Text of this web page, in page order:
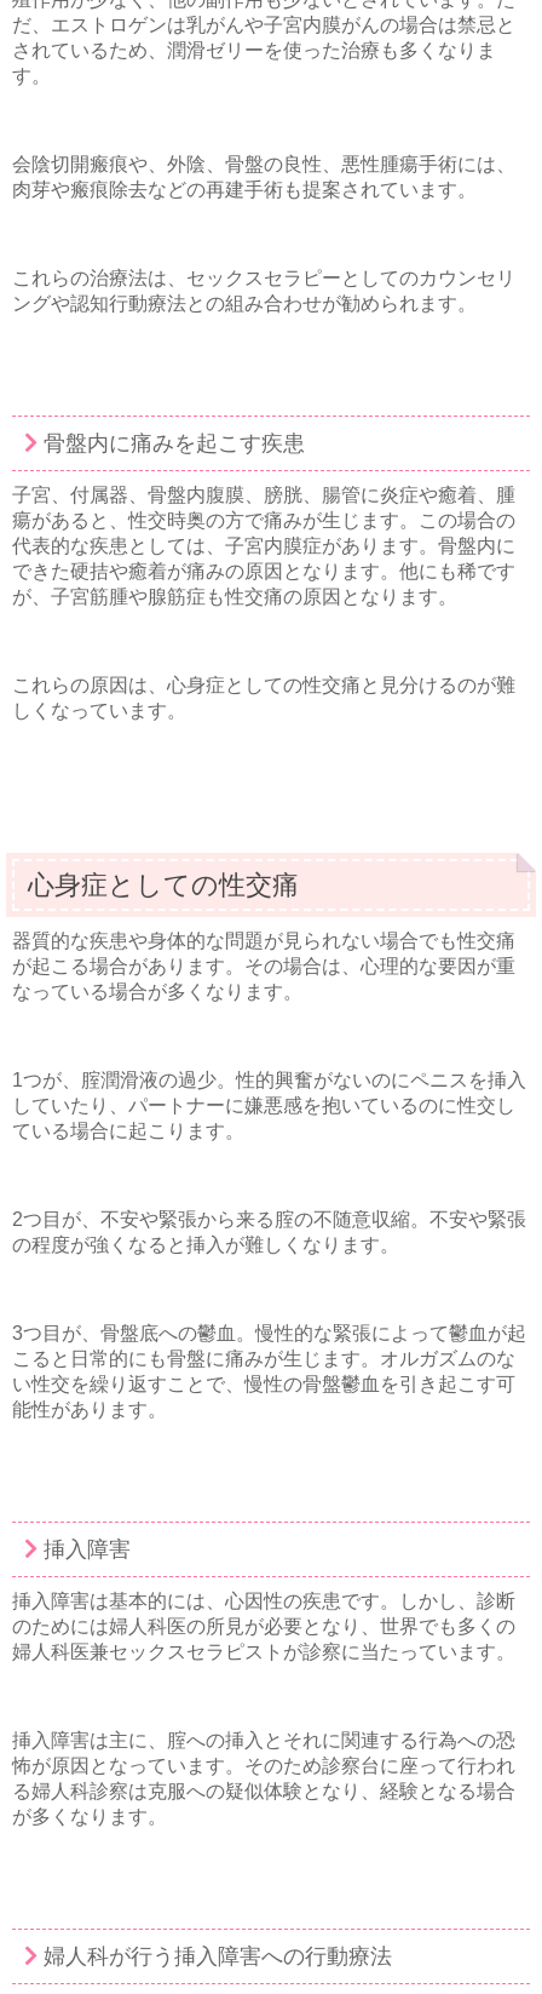
だ、エストロゲンは乳がんや子宮内膜がんの場合は禁忌と
されているため、潤滑ゼリーを使った治療も多くなりま
す。
会陰切開瘢痕や、外陰、骨盤の良性、悪性腫瘍手術には、
肉芽や瘢痕除去などの再建手術も提案されています。
これらの治療法は、セックスセラピーとしてのカウンセリ
ングや認知行動療法との組み合わせが勧められます。
骨盤内に痛みを起こす疾患
子宮、付属器、骨盤内腹膜、膀胱、腸管に炎症や癒着、腫
瘍があると、性交時奥の方で痛みが生じます。この場合の
代表的な疾患としては、子宮内膜症があります。骨盤内に
できた硬拮や癒着が痛みの原因となります。他にも稀です
が、子宮筋腫や腺筋症も性交痛の原因となります。
これらの原因は、心身症としての性交痛と見分けるのが難
しくなっています。
心身症としての性交痛
器質的な疾患や身体的な問題が見られない場合でも性交痛
が起こる場合があります。その場合は、心理的な要因が重
なっている場合が多くなります。
1つが、腟潤滑液の過少。性的興奮がないのにペニスを挿入
していたり、パートナーに嫌悪感を抱いているのに性交し
ている場合に起こります。
2つ目が、不安や緊張から来る腟の不随意収縮。不安や緊張
の程度が強くなると挿入が難しくなります。
3つ目が、骨盤底への鬱血。慢性的な緊張によって鬱血が起
こると日常的にも骨盤に痛みが生じます。オルガズムのな
い性交を繰り返すことで、慢性の骨盤鬱血を引き起こす可
能性があります。
挿入障害
挿入障害は基本的には、心因性の疾患です。しかし、診断
のためには婦人科医の所見が必要となり、世界でも多くの
婦人科医兼セックスセラピストが診察に当たっています。
挿入障害は主に、腟への挿入とそれに関連する行為への恐
怖が原因となっています。そのため診察台に座って行われ
る婦人科診察は克服への疑似体験となり、経験となる場合
が多くなります。
婦人科が行う挿入障害への行動療法